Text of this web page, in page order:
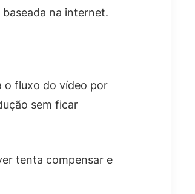
na internet.
o fluxo do vídeo por
sem ficar
tenta compensar e